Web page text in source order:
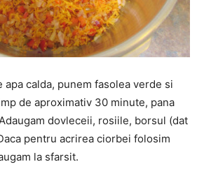
apa calda, punem fasolea verde si
de aproximativ 30 minute, pana
dovleceii, rosiile, borsul (dat
pentru acrirea ciorbei folosim
la sfarsit.